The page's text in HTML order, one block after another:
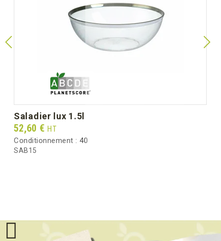
saladier lux 1.5l
Prix
52,60 € HT
Conditionnement : 40
SAB15